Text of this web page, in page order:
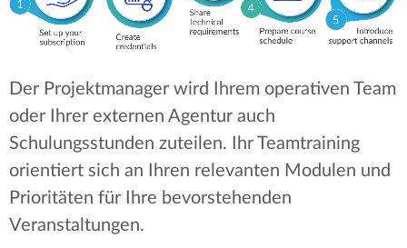
Der Projektmanager wird Ihrem operativen Team
oder Ihrer externen Agentur auch
Schulungsstunden zuteilen. Ihr Teamtraining
orientiert sich an Ihren relevanten Modulen und
Prioritäten für Ihre bevorstehenden
Veranstaltungen.